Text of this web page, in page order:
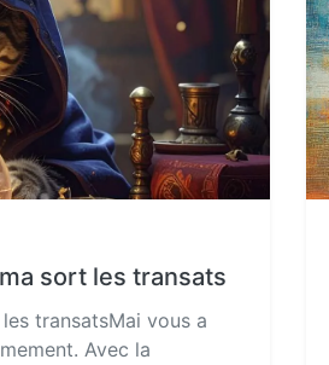
sort les transats
transatsMai vous a
Avec la